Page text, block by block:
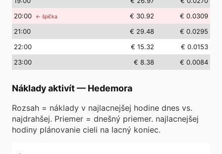
20:00 ← špička € 30.92
€ 0.0309
21:00 € 29.48
€ 0.0295
22:00 € 15.32
€ 0.0153
23:00 € 8.38 € 0.0084
Náklady aktivít— Hedemora
Rozsah = náklady v najlacnejšej hodine dnes vs.
najdrahšej. Priemer = dnešný priemer. najlacnejšej
hodiny plánovanie cieli na lacný koniec.